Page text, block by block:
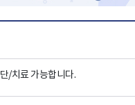
/치료 가능합니다.